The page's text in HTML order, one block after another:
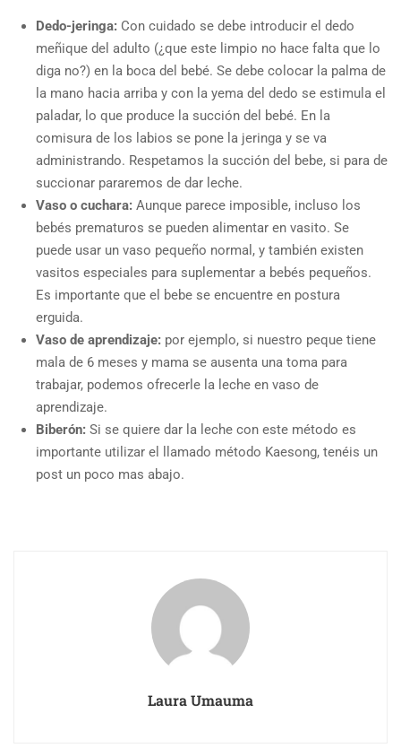
Dedo-jeringa: Con cuidado se debe introducir el dedo
meñique del adulto (¿que este limpio no hace falta que lo
diga no?) en la boca del bebé. Se debe colocar la palma de
la mano hacia arriba y con la yema del dedo se estimula el
paladar, lo que produce la succión del bebé. En la
comisura de los labios se pone la jeringa y se va
administrando. Respetamos la succión del bebe, si para de
succionar pararemos de dar leche.
Vaso o cuchara: Aunque parece imposible, incluso los
bebés prematuros se pueden alimentar en vasito. Se
puede usar un vaso pequeño normal, y también existen
vasitos especiales para suplementar a bebés pequeños.
Es importante que el bebe se encuentre en postura
erguida.
Vaso de aprendizaje: por ejemplo, si nuestro peque tiene
mala de 6 meses y mama se ausenta una toma para
trabajar, podemos ofrecerle la leche en vaso de
aprendizaje.
Biberón: Si se quiere dar la leche con este método es
importante utilizar el llamado método Kaesong, tenéis un
post un poco mas abajo.
Laura Umauma